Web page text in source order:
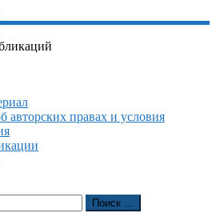
авторских правах и условия
Поиск …